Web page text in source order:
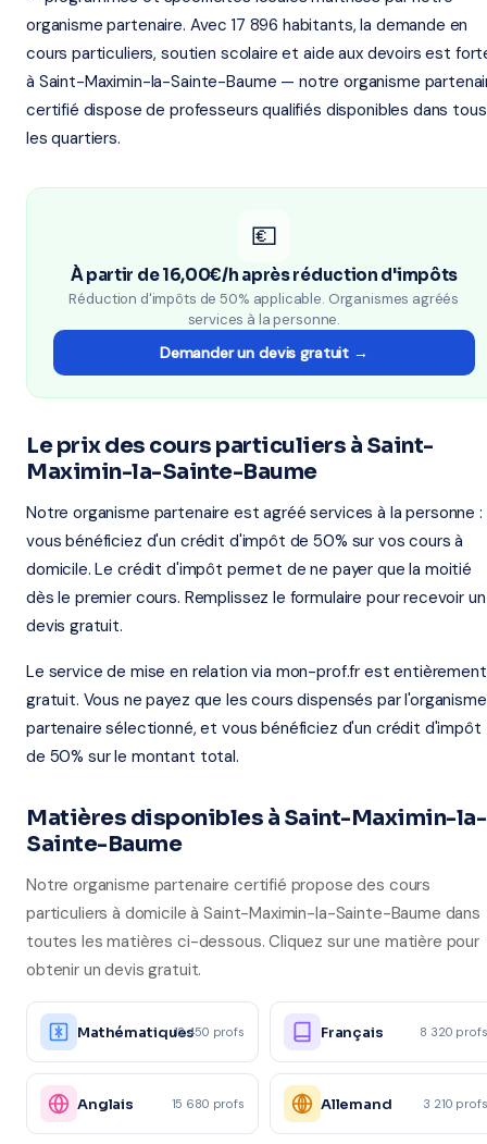
organisme partenaire. Avec 17 896 habitants, la demande en
cours particuliers, soutien scolaire et aide aux devoirs est
à Saint-Maximin-la-Sainte-Baume — notre organisme
certifié dispose de professeurs qualifiés disponibles dans tous
les quartiers.
💶
À partir de 16,00€/h après réduction d'impôts
Réduction d'impôts de 50% applicable. Organismes agréés
services à la personne.
Demander un devis gratuit →
Le prix des cours particuliers à Saint-
Maximin-la-Sainte-Baume
Notre organisme partenaire est agréé services à la personne :
vous bénéficiez d'un crédit d'impôt de 50% sur vos cours à
domicile. Le crédit d'impôt permet de ne payer que la moitié
dès le premier cours. Remplissez le formulaire pour recevoir un
devis gratuit.
Le service de mise en relation via mon-prof.fr est entièrement
gratuit. Vous ne payez que les cours dispensés par l'organisme
partenaire sélectionné, et vous bénéficiez d'un crédit d'impôt
de 50% sur le montant total.
Matières disponibles à Saint-Maximin-la-
Sainte-Baume
Notre organisme partenaire certifié propose des cours
particuliers à domicile à Saint-Maximin-la-Sainte-Baume dans
toutes les matières ci-dessous. Cliquez sur une matière pour
obtenir un devis gratuit.
Mathématiques12 450 profs Français 8 320 profs
Anglais 15 680 profs Allemand 3 210 profs